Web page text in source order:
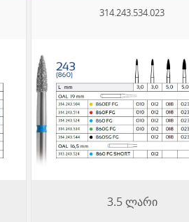
314.243.534.023
3.5 ლარი